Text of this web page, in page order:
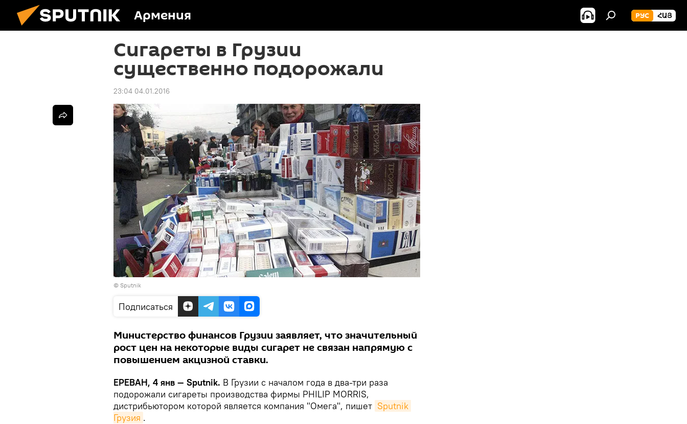
Армения РУС ՀԱՅ
Сигареты в Грузии
существенно подорожали
23:04 04.01.2016
© Sputnik
Подписаться
Министерство финансов Грузии заявляет, что значительный
рост цен на некоторые виды сигарет не связан напрямую с
повышением акцизной ставки.
ЕРЕВАН, 4 янв — Sputnik. В Грузии с началом года в два-три раза
подорожали сигареты производства фирмы PHILIP MORRIS,
дистрибьютором которой является компания "Омега", пишет Sputnik
Грузия .